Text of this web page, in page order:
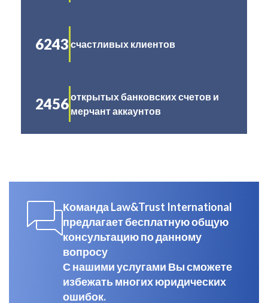
6243 счастливых клиентов
2456открытых банковских счетов и
мерчант аккаунтов
Команда Law&Trust International
предлагает бесплатную общую
консультацию по данному
вопросу
С нашими услугами Вы сможете
избежать многих юридических
ошибок.